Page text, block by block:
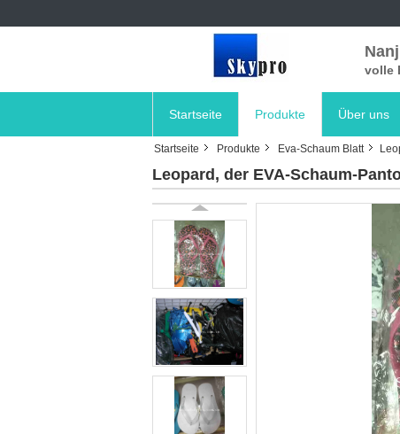
volle
Startseite Produkte Über uns
Startseite Produkte Eva-Schaum Blatt
Leopard, der EVA-Schaum-